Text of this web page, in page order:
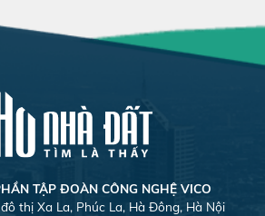
TẬP ĐOÀN CÔNG NGHỆ VICO
thị Xa La, Phúc La, Hà Đông, Hà Nội